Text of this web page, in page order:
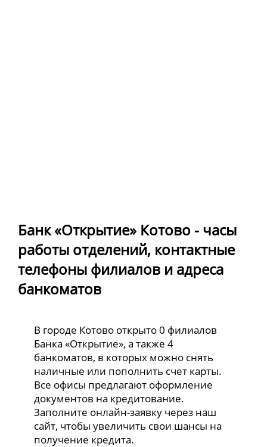
Банк «Открытие» Котово - часы
работы отделений, контактные
телефоны филиалов и адреса
банкоматов
В городе Котово открыто 0 филиалов
Банка «Открытие», а также 4
банкоматов, в которых можно снять
наличные или пополнить счет карты.
Все офисы предлагают оформление
документов на кредитование.
Заполните онлайн-заявку через наш
сайт, чтобы увеличить свои шансы на
получение кредита.